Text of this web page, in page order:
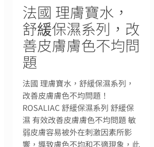
法國 理膚寶水，
舒緩保濕系列，改
善皮膚膚色不均問
題
法國 理膚寶水，舒緩保濕系列，
改善皮膚膚色不均問題！
ROSALIAC 舒緩保濕系列 舒緩保
濕 有效改善皮膚膚色不均問題 敏
弱皮膚容易被外在刺激因素所影
響，導致膚色不均和不適現象，此